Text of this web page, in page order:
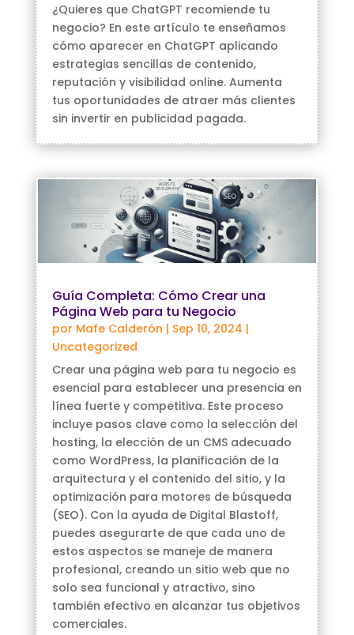
¿Quieres que ChatGPT recomiende tu
negocio? En este artículo te enseñamos
cómo aparecer en ChatGPT aplicando
estrategias sencillas de contenido,
reputación y visibilidad online. Aumenta
tus oportunidades de atraer más clientes
sin invertir en publicidad pagada.
Guía Completa: Cómo Crear una
Página Web para tu Negocio
por Mafe Calderón | Sep 10, 2024 |
Uncategorized
Crear una página web para tu negocio es
esencial para establecer una presencia en
línea fuerte y competitiva. Este proceso
incluye pasos clave como la selección del
hosting, la elección de un CMS adecuado
como WordPress, la planificación de la
arquitectura y el contenido del sitio, y la
optimización para motores de búsqueda
(SEO). Con la ayuda de Digital Blastoff,
puedes asegurarte de que cada uno de
estos aspectos se maneje de manera
profesional, creando un sitio web que no
solo sea funcional y atractivo, sino
también efectivo en alcanzar tus objetivos
comerciales.